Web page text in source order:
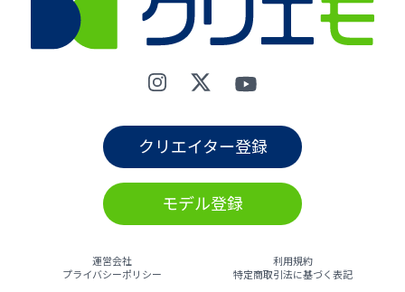
クリエイター登録
モデル登録
運営会社
利用規約
プライバシーポリシー
特定商取引法に基づく表記